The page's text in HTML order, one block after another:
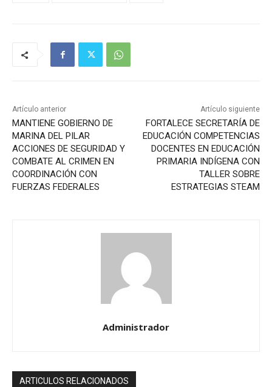
Artículo anterior
MANTIENE GOBIERNO DE
MARINA DEL PILAR
ACCIONES DE SEGURIDAD Y
COMBATE AL CRIMEN EN
COORDINACIÓN CON
FUERZAS FEDERALES
Artículo siguiente
FORTALECE SECRETARÍA DE
EDUCACIÓN COMPETENCIAS
DOCENTES EN EDUCACIÓN
PRIMARIA INDÍGENA CON
TALLER SOBRE
ESTRATEGIAS STEAM
Administrador
ARTICULOS RELACIONADOS